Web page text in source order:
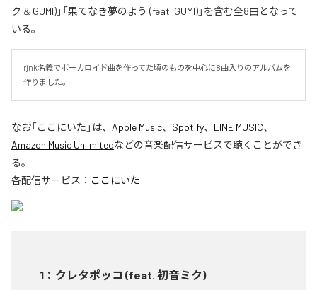
ク & GUMI)」「果てなき夢のよう (feat. GUMI)」を含む全8曲となって
いる。
rjnk名義でボーカロイド曲を作ってた頃のものを中心に8曲入りのアルバムを
作りました。
なお「ここにいた 」は、 Apple Music、 Spotify、 LINE MUSIC、
Amazon Music Unlimitedなどの音楽配信サービスで聴くことができ
る。
各配信サービス： ここにいた
1 ： クレタポッコ (feat. 初音ミク)